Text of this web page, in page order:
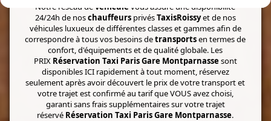
Notre réseau de véhicule vous assure une disponibilité
24/24h de noschauffeursprivésTaxisRoissyet de nos
véhicules luxueux de différentes classes et gammes afin de
correspondre à tous vos besoins detransportsen termes de
confort, d'équipements et de qualité globale. Les
PRIX Réservation Taxi Paris Gare Montparnassesont
disponibles ICI rapidement à tout moment, réservez
seulement après avoir découvert le prix de votre transport et
votre trajet est confirmé au tarif que VOUS avez choisi,
garanti sans frais supplémentaires sur votre trajet
réservé Réservation Taxi Paris Gare Montparnasse.